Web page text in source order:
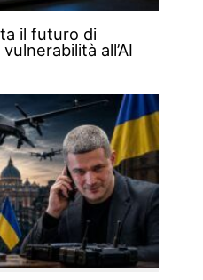
il futuro di
all’AI